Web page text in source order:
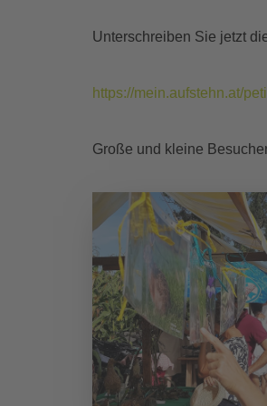
Unterschreiben Sie jetzt
https://mein.aufstehn.at/
Große und kleine